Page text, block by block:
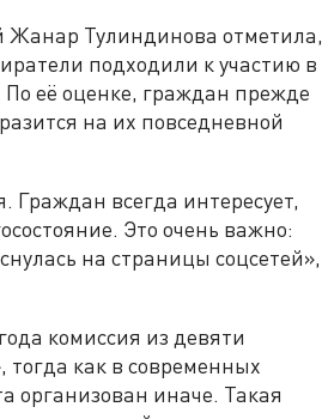
Жанар Тулиндинова отметила,
подходили к участию в
её оценке, граждан прежде
на их повседневной
Граждан всегда интересует,
Это очень важно:
на страницы соцсетей»,
комиссия из девяти
тогда как в современных
организован иначе. Такая